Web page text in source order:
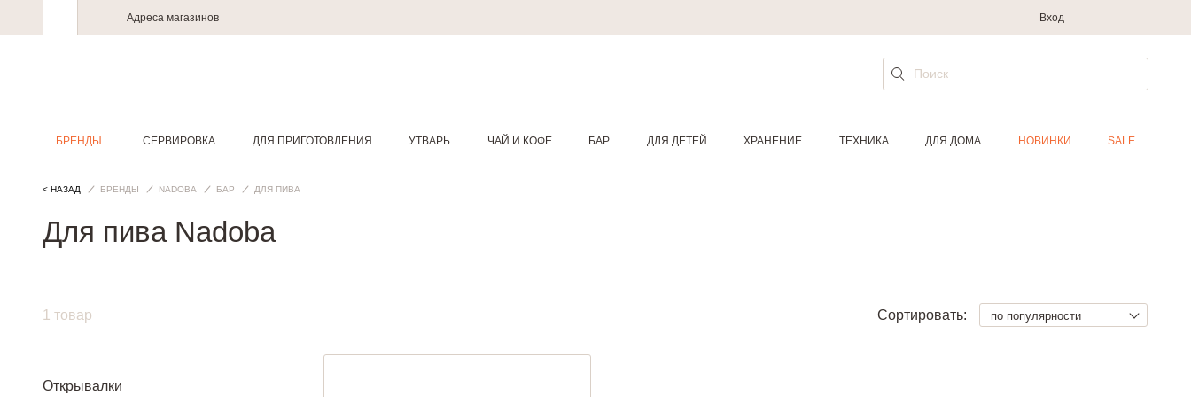
Адреса магазинов Вход
БРЕНДЫ СЕРВИРОВКА ДЛЯ ПРИГОТОВЛЕНИЯ УТВАРЬ ЧАЙ И КОФЕ БАР ДЛЯ ДЕТЕЙ ХРАНЕНИЕ ТЕХНИКА ДЛЯ ДОМА НОВИНКИ SALE
< НАЗАД БРЕНДЫ NADOBA БАР ДЛЯ ПИВА
Для пива Nadoba
1 товар Сортировать: по популярности
Открывалки